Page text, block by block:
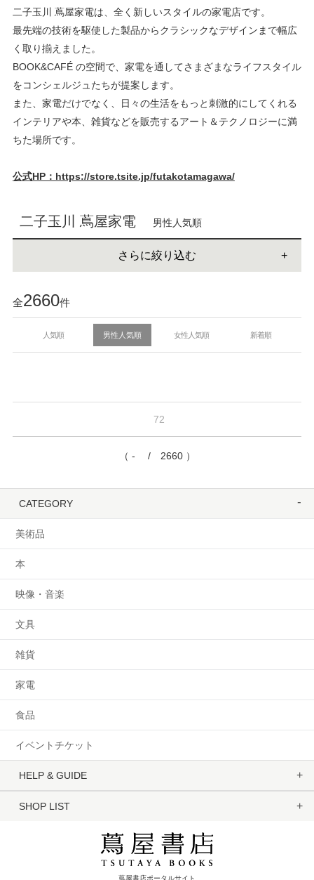
二子玉川 蔦屋家電は、全く新しいスタイルの家電店です。
最先端の技術を駆使した製品からクラシックなデザインまで幅広
く取り揃えました。
BOOK&CAFÉ の空間で、家電を通してさまざまなライフスタイル
をコンシェルジュたちが提案します。
また、家電だけでなく、日々の生活をもっと刺激的にしてくれる
インテリアや本、雑貨などを販売するアート＆テクノロジーに満
ちた場所です。
公式HP：https://store.tsite.jp/futakotamagawa/
二子玉川 蔦屋家電 男性人気順
さらに絞り込む
全2660件
人気順 男性人気順 女性人気順 新着順
72
（ - / 2660 ）
CATEGORY
美術品
本
映像・音楽
文具
雑貨
家電
食品
イベントチケット
HELP & GUIDE
SHOP LIST
蔦屋書店ポータルサイト